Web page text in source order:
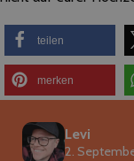
teilen
merken
Levi
2.